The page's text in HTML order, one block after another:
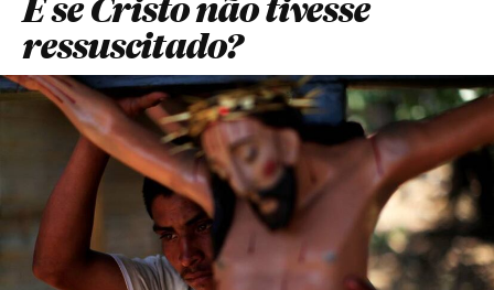
E se Cristo não tivesse
ressuscitado?